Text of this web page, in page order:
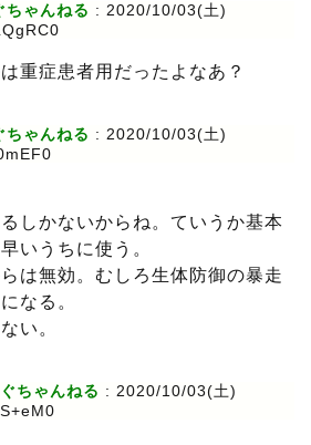
ちゃんねる : 2020/10/03(土)
重症患者用だったよなあ？
ちゃんねる : 2020/10/03(土)
しかないからね。ていうか基本
いうちに使う。
は無効。むしろ生体防御の暴走
なる。
い。
ちゃんねる : 2020/10/03(土)